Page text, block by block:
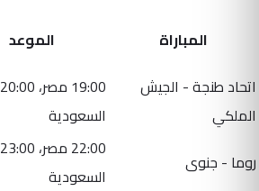
المباراة الموعد
اتحاد طنجة - الجيش
الملكي
19:00 مصر، 20:00
السعودية
روما - جنوى
22:00 مصر، 23:00
السعودية